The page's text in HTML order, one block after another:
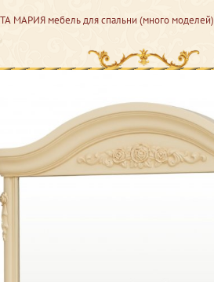
МАРИЯ мебель для спальни (много моделей)